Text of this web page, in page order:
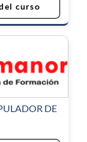
curso
DE